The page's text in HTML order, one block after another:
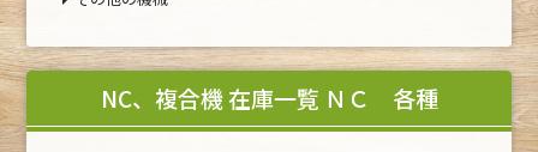
NC、複合機 在庫一覧 ＮＣ 各種